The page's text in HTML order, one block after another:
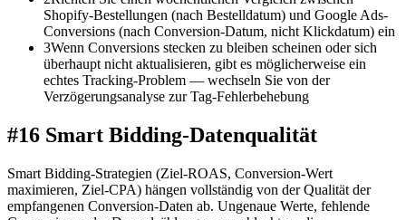
Shopify-Bestellungen (nach Bestelldatum) und Google Ads-
Conversions (nach Conversion-Datum, nicht Klickdatum) ein
3Wenn Conversions stecken zu bleiben scheinen oder sich
überhaupt nicht aktualisieren, gibt es möglicherweise ein
echtes Tracking-Problem — wechseln Sie von der
Verzögerungsanalyse zur Tag-Fehlerbehebung
#16 Smart Bidding-Datenqualität
Smart Bidding-Strategien (Ziel-ROAS, Conversion-Wert
maximieren, Ziel-CPA) hängen vollständig von der Qualität der
empfangenen Conversion-Daten ab. Ungenaue Werte, fehlende